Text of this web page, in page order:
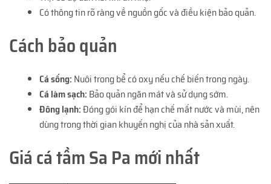
Có thông tin rõ ràng về nguồn gốc và điều kiện bảo quản.
Cách bảo quản
Cá sống: Nuôi trong bể có oxy nếu chế biến trong ngày.
Cá làm sạch: Bảo quản ngăn mát và sử dụng sớm.
Đông lạnh:Đóng gói kín để hạn chế mất nước và mùi, nên
dùng trong thời gian khuyến nghị của nhà sản xuất.
Giá cá tầm Sa Pa mới nhất